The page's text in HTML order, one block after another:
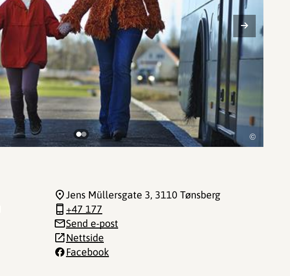
©
Jens Müllersgate 3, 3110 Tønsberg
+47 177
Send e-post
Nettside
Facebook